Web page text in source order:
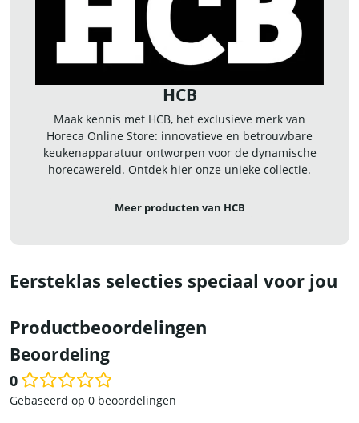
HCB
Maak kennis met HCB, het exclusieve merk van
Horeca Online Store: innovatieve en betrouwbare
keukenapparatuur ontworpen voor de dynamische
horecawereld. Ontdek hier onze unieke collectie.
Meer producten van HCB
Eersteklas selecties speciaal voor jou
Productbeoordelingen
Beoordeling
0
Waardering
Gebaseerd op 0 beoordelingen